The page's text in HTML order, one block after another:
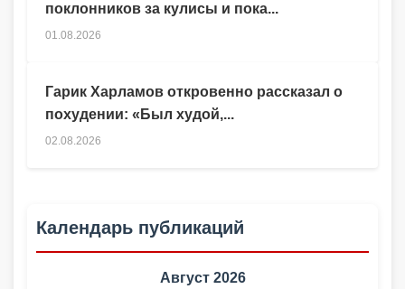
Гарик Харламов откровенно рассказал о
похудении: «Был худой,...
02.08.2026
поклонников за кулисы и пока...
01.08.2026
Календарь публикаций
Август 2026